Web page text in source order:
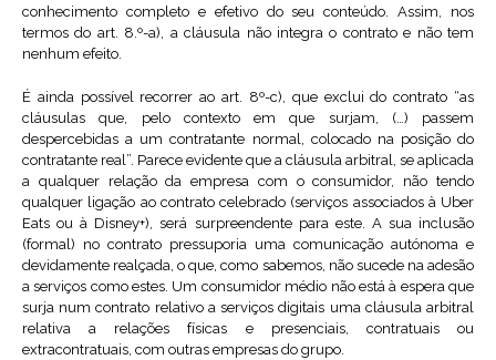
conhecimento completo e efetivo do seu conteúdo. Assim, nos
termos do art. 8.º-a), a cláusula não integra o contrato e não tem
nenhum efeito.
É ainda possível recorrer ao art. 8º-c), que exclui do contrato “as
cláusulas que, pelo contexto em que surjam, (…) passem
despercebidas a um contratante normal, colocado na posição do
contratante real”. Parece evidente que a cláusula arbitral, se aplicada
a qualquer relação da empresa com o consumidor, não tendo
qualquer ligação ao contrato celebrado (serviços associados à Uber
Eats ou à Disney+), será surpreendente para este. A sua inclusão
(formal) no contrato pressuporia uma comunicação autónoma e
devidamente realçada, o que, como sabemos, não sucede na adesão
a serviços como estes. Um consumidor médio não está à espera que
surja num contrato relativo a serviços digitais uma cláusula arbitral
relativa a relações físicas e presenciais, contratuais ou
extracontratuais, com outras empresas do grupo.